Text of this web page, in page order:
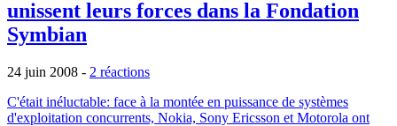
unissent leurs forces dans la Fondation
Symbian
24 juin 2008 - 2 réactions
C'était inéluctable: face à la montée en puissance de systèmes
d'exploitation concurrents, Nokia, Sony Ericsson et Motorola ont